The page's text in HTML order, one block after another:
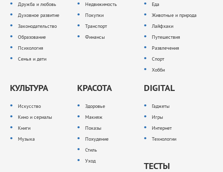
Дружба и любовь
Духовное развитие
Законодательство
Образование
Психология
Семья и дети
Недвижимость
Покупки
Транспорт
Финансы
Еда
Животные и природа
Лайфхаки
Путешествия
Развлечения
Спорт
Хобби
КУЛЬТУРА
Искусство
Кино и сериалы
Книги
Музыка
КРАСОТА
Здоровье
Макияж
Показы
Похудение
Стиль
Уход
DIGITAL
Гаджеты
Игры
Интернет
Технологии
ТЕСТЫ